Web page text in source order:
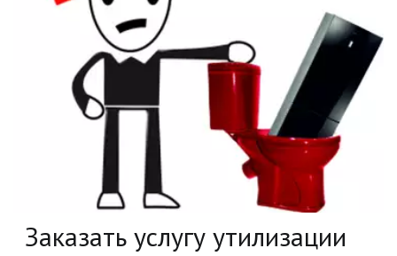
Заказать услугу утилизации